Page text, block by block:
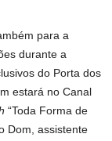
para a
durante a
do Porta dos
estará no Canal
“Toda Forma de
Dom, assistente